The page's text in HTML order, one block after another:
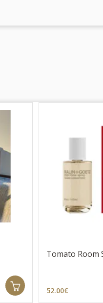
Tomato Room
52.00€